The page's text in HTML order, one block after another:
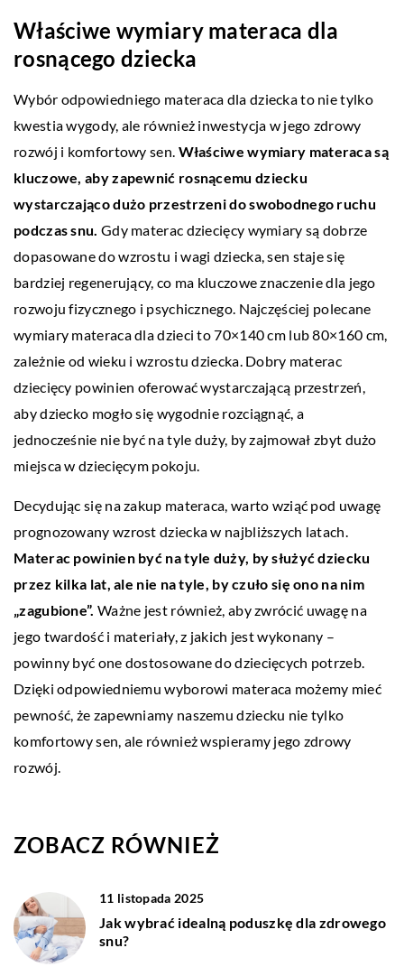
Właściwe wymiary materaca dla
rosnącego dziecka
Wybór odpowiedniego materaca dla dziecka to nie tylko
kwestia wygody, ale również inwestycja w jego zdrowy
rozwój i komfortowy sen. Właściwe wymiary materaca są
kluczowe, aby zapewnić rosnącemu dziecku
wystarczająco dużo przestrzeni do swobodnego ruchu
podczas snu. Gdy materac dziecięcy wymiary są dobrze
dopasowane do wzrostu i wagi dziecka, sen staje się
bardziej regenerujący, co ma kluczowe znaczenie dla jego
rozwoju fizycznego i psychicznego. Najczęściej polecane
wymiary materaca dla dzieci to 70×140 cm lub 80×160 cm,
zależnie od wieku i wzrostu dziecka. Dobry materac
dziecięcy powinien oferować wystarczającą przestrzeń,
aby dziecko mogło się wygodnie rozciągnąć, a
jednocześnie nie być na tyle duży, by zajmował zbyt dużo
miejsca w dziecięcym pokoju.
Decydując się na zakup materaca, warto wziąć pod uwagę
prognozowany wzrost dziecka w najbliższych latach.
Materac powinien być na tyle duży, by służyć dziecku
przez kilka lat, ale nie na tyle, by czuło się ono na nim
„zagubione”. Ważne jest również, aby zwrócić uwagę na
jego twardość i materiały, z jakich jest wykonany –
powinny być one dostosowane do dziecięcych potrzeb.
Dzięki odpowiedniemu wyborowi materaca możemy mieć
pewność, że zapewniamy naszemu dziecku nie tylko
komfortowy sen, ale również wspieramy jego zdrowy
rozwój.
ZOBACZ RÓWNIEŻ
11 listopada 2025
Jak wybrać idealną poduszkę dla zdrowego
snu?